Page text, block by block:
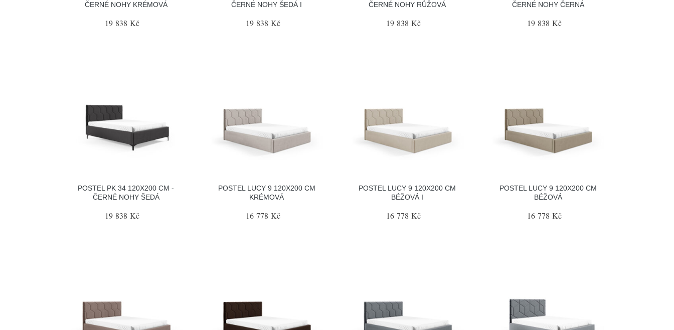
ČERNÉ NOHY KRÉMOVÁ
19 838 Kč
ČERNÉ NOHY ŠEDÁ I
19 838 Kč
ČERNÉ NOHY RŮŽOVÁ
19 838 Kč
ČERNÉ NOHY ČERNÁ
19 838 Kč
POSTEL PK 34 120X200 CM -
ČERNÉ NOHY ŠEDÁ
19 838 Kč
POSTEL LUCY 9 120X200 CM
KRÉMOVÁ
16 778 Kč
POSTEL LUCY 9 120X200 CM
BÉŽOVÁ I
16 778 Kč
POSTEL LUCY 9 120X200 CM
BÉŽOVÁ
16 778 Kč